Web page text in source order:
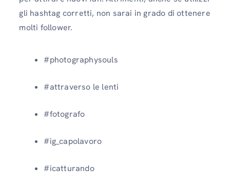
gli hashtag corretti, non sarai in grado di ottenere
molti follower.
#photographysouls
#attraverso le lenti
#fotografo
#ig_capolavoro
#icatturando